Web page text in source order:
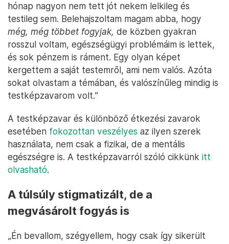
hónap nagyon nem tett jót nekem lelkileg és
testileg sem. Belehajszoltam magam abba, hogy
még, még többet fogyjak, de közben gyakran
rosszul voltam, egészségügyi problémáim is lettek,
és sok pénzem is ráment. Egy olyan képet
kergettem a saját testemről, ami nem valós. Azóta
sokat olvastam a témában, és valószínűleg mindig is
testképzavarom volt.”
A testképzavar és különböző étkezési zavarok
esetében fokozottan veszélyes az ilyen szerek
használata, nem csak a fizikai, de a mentális
egészségre is. A testképzavarról szóló cikkünk itt
olvasható.
A túlsúly stigmatizált, de a
megvásárolt fogyás is
„Én bevallom, szégyellem, hogy csak így sikerült